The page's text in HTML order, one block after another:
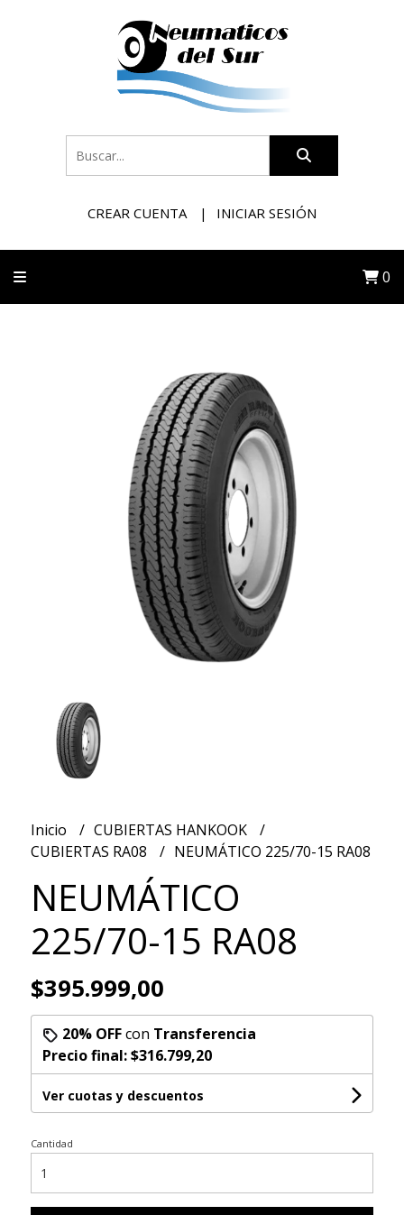
CREAR CUENTA INICIAR SESIÓN
0
Inicio
CUBIERTAS HANKOOK
CUBIERTAS RA08
NEUMÁTICO 225/70-15 RA08
NEUMÁTICO
225/70-15 RA08
$395.999,00
20% OFFcon Transferencia
Precio final:$316.799,20
Ver cuotas y descuentos
Cantidad